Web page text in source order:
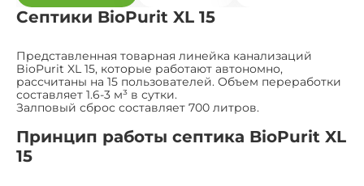
Септики BioPurit XL 15
Представленная товарная линейка канализаций
BioPurit XL 15, которые работают автономно,
рассчитаны на 15 пользователей. Объем переработки
составляет 1.6-3 м³ в сутки.
Залповый сброс составляет 700 литров.
Принцип работы септика BioPurit XL
15